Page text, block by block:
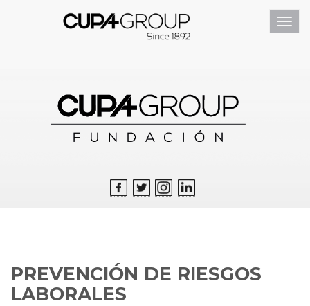
PREVENCIÓN DE RIESGOS
LABORALES